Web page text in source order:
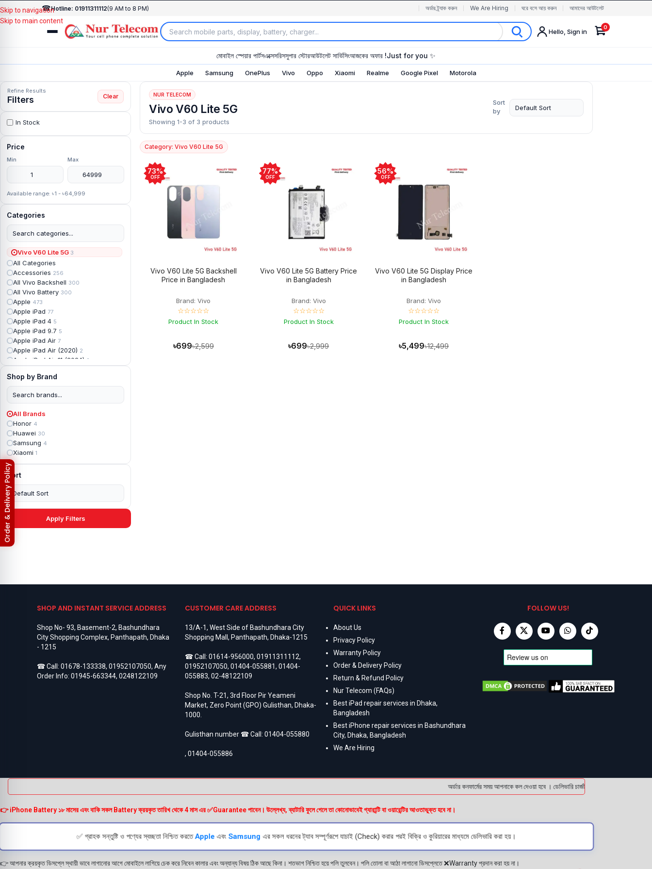
☎Hotline: 01911311112(9 AM to 8 PM) অর্ডার ট্র্যাক করুন We Are Hiring ঘরে বসে আয় করুন আমাদের আউটলেট
Hello, Sign in
0
মোবাইল স্পেয়ার পার্টসএক্সেসরিসসুপার স্টোরআউটলেট সার্ভিসিংআজকের অফার !Just for you ✨
Apple Samsung OnePlus Vivo Oppo Xiaomi Realme Google Pixel Motorola
Skip to navigation
Skip to main content
Refine Results
Filters Clear
In Stock
Price
Min Max
Available range: ৳1 - ৳64,999
Categories
Vivo V60 Lite 5G 3
All Categories
Accessories 256
All Vivo Backshell 300
All Vivo Battery 300
Apple 473
Apple iPad 77
Apple iPad 4 5
Apple iPad 9.7 5
Apple iPad Air 7
Apple iPad Air (2020) 2
Apple iPad Air 11 (2024) 2
Apple iPad Backshell
Apple iPad Battery
Apple iPad Display
Apple iPad mini 2
Apple iPad Mini 3
Apple iPad mini 4
Apple iPad Pro 10.5
Apple iPad Pro 11
Apple iPad Pro 12.96
Apple iPad Pro 12.9 2nd Gen
Apple iPad Pro 9.7 (2016)6
Apple iPad Pro 9.7 (2018)
4
Asus ROG Phone 2
Asus ROG Phone 5
Asus Rog Phone 63
Asus Rog Phone 7 Ultimate 3
Asus ROG Phone 8 Pro3
Asus Zenfone 23
Asus ZenFone Max M1
BlackBerry18
BlackBerry Battery 17
Google Pixel 103
Google Pixel 26
Google Pixel 2XL 6
Google Pixel 3
Google Pixel 3 XL6
Google Pixel 4 XL6
Shop by Brand
All Brands
Honor 4
Huawei 30
Samsung 4
Xiaomi 1
Sort
Apply Filters
NUR TELECOM
Vivo V60 Lite 5G
Showing 1-3 of 3 products
Sort
by
Category: Vivo V60 Lite 5G
73%
OFF
Vivo V60 Lite 5G Backshell
Price in Bangladesh
Brand: Vivo
☆☆☆☆☆
Product In Stock
৳699৳2,599
77%
OFF
Vivo V60 Lite 5G Battery Price
in Bangladesh
Brand: Vivo
☆☆☆☆☆
Product In Stock
৳699৳2,999
56%
OFF
Vivo V60 Lite 5G Display Price
in Bangladesh
Brand: Vivo
☆☆☆☆☆
Product In Stock
৳5,499৳12,499
SHOP AND INSTANT SERVICE ADDRESS
Shop No- 93, Basement-2, Bashundhara
City Shopping Complex, Panthapath, Dhaka
- 1215
☎ Call: 01678-133338, 01952107050, Any
Order Info: 01945-663344, 0248122109
CUSTOMER CARE ADDRESS
13/A-1, West Side of Bashundhara City
Shopping Mall, Panthapath, Dhaka-1215
☎ Call:01614-956000,01911311112,
01952107050,01404-055881,01404-
055883,02-48122109
Shop No. T-21, 3rd Floor Pir Yeameni
Market, Zero Point (GPO) Gulisthan, Dhaka-
1000.
Gulisthan number ☎ Call:01404-055880
,01404-055886
QUICK LINKS
About Us
Privacy Policy
Warranty Policy
Order & Delivery Policy
Return & Refund Policy
Nur Telecom (FAQs)
Best iPad repair services in Dhaka,
Bangladesh
Best iPhone repair services in Bashundhara
City, Dhaka, Bangladesh
We Are Hiring
FOLLOW US!
অর্ডার কনফার্মের সময় আপনাকে কল দেওয়া হবে । ডেলিভারি চার্জটা অগ্রিম (bKash/Nagad:
👉 iPhone Battery ১৮ মাসের এবং বাকি সকল Battery ক্রয়কৃত তারিখ থেকে 4 মাস এর ✅Guarantee পাবেন। উল্লেখ্য, ব্যাটারি ফুলে গেলে তা কোনোভাবেই গ্যারান্টি বা ওয়ারেন্টির আওতাভুক্ত হবে না।
✅ গ্রাহক সন্তুষ্টি ও পণ্যের স্বচ্ছতা নিশ্চিত করতেAppleএবং Samsung এর সকল ধরনের ট্যাব সম্পূর্ণরূপে যাচাই (Check) করার পরই বিক্রি ও কুরিয়ারের মাধ্যমে ডেলিভারি করা হয়।
👉 আপনার ক্রয়কৃত ডিসপ্লে স্থায়ী ভাবে লাগানোর আগে মোবাইলে লাগিয়ে চেক করে নিবেন কালার এবং অন্যান্য বিষয় ঠিক আছে কিনা। শতভাগ নিশ্চিত হয়ে পলি তুলবেন। পলি তোলা বা আঠা লাগানো ডিসপ্লেতে ❌Warranty প্রদান করা হয় না।
Order & Delivery Policy